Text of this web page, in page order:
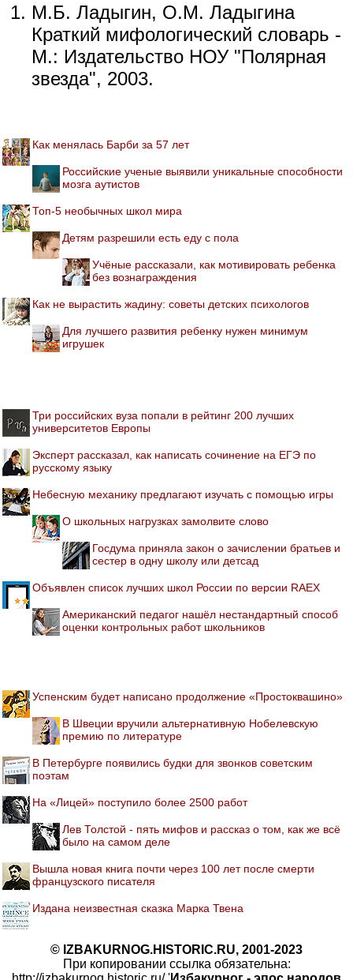
М.Б. Ладыгин, О.М. Ладыгина
Краткий мифологический словарь -
М.: Издательство НОУ "Полярная
звезда", 2003.
Как менялась Барби за 57 лет
Российские ученые выявили уникальные способности
мозга аутистов
Топ-5 необычных школ мира
Детям разрешили есть еду с пола
Учёные рассказали, как мотивировать ребенка
без вознаграждения
Как не вырастить жадину: советы детских психологов
Для лучшего развития ребенку нужен минимум
игрушек
Три российских вуза попали в рейтинг 200 лучших
университетов Европы
Эксперт рассказал, как написать сочинение на ЕГЭ по
русскому языку
Небесную механику предлагают изучать с помощью игры
О школьных нагрузках замолвите слово
Госдума приняла закон о зачислении братьев и
сестер в одну школу или детсад
Объявлен список лучших школ России по версии RAEX
Американский педагог нашёл нестандартный способ
оценки контрольных работ школьников
Успенским будет написано продолжение «Простоквашино»
В Швеции вручили альтернативную Нобелевскую
премию по литературе
В Петербурге появились будки для звонков советским
поэтам
На «Лицей» поступило более 2500 работ
Лев Толстой - пять мифов и рассказ о том, как же всё
было на самом деле
Вышла новая книга почти через 100 лет после смерти
французского писателя
Издана неизвестная сказка Марка Твена
© IZBAKURNOG.HISTORIC.RU, 2001-2023
При копировании ссылка обязательна: